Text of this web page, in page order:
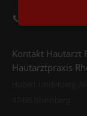
Kontakt Hautarzt
Hautarztpraxis